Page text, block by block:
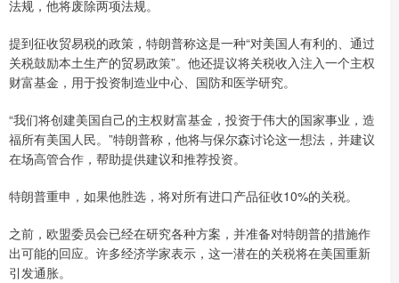
法规，他将废除两项法规。
提到征收贸易税的政策，特朗普称这是一种“对美国人有利的、通过
关税鼓励本土生产的贸易政策”。他还提议将关税收入注入一个主权
财富基金，用于投资制造业中心、国防和医学研究。
“我们将创建美国自己的主权财富基金，投资于伟大的国家事业，造
福所有美国人民。”特朗普称，他将与保尔森讨论这一想法，并建议
在场高管合作，帮助提供建议和推荐投资。
特朗普重申，如果他胜选，将对所有进口产品征收10%的关税。
之前，欧盟委员会已经在研究各种方案，并准备对特朗普的措施作
出可能的回应。许多经济学家表示，这一潜在的关税将在美国重新
引发通胀。